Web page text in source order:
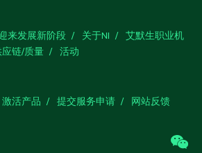
来发展新阶段 关于NI
艾默生职业机
链/质量 活动
激活产品 提交服务申请 网站反馈